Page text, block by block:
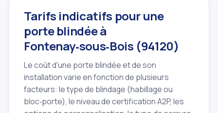
Tarifs indicatifs pour une
porte blindée à
Fontenay‑sous‑Bois (94120)
Le coût d'une porte blindée et de son
installation varie en fonction de plusieurs
facteurs: le type de blindage (habillage ou
bloc‑porte), le niveau de certification A2P, les